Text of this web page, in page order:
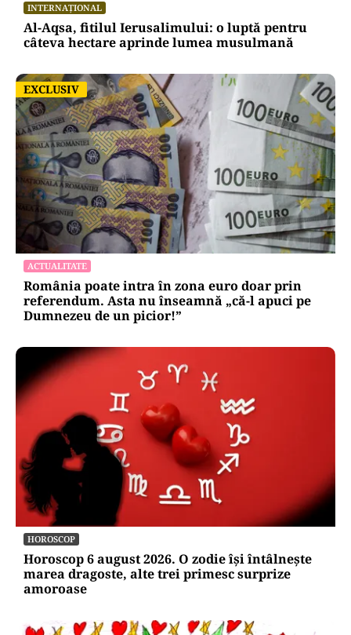
INTERNAȚIONAL
Al-Aqsa, fitilul Ierusalimului: o luptă pentru
câteva hectare aprinde lumea musulmană
EXCLUSIV
EXCLUSIV
ACTUALITATE
România poate intra în zona euro doar prin
referendum. Asta nu înseamnă „că-l apuci pe
Dumnezeu de un picior!”
HOROSCOP
Horoscop 6 august 2026. O zodie își întâlnește
marea dragoste, alte trei primesc surprize
amoroase